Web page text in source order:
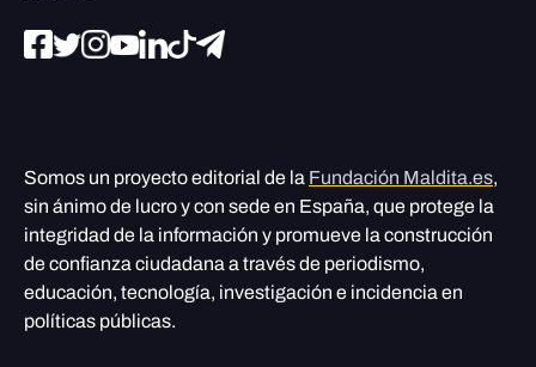
Somos un proyecto editorial de la Fundación Maldita.es,
sin ánimo de lucro y con sede en España, que protege la
integridad de la información y promueve la construcción
de confianza ciudadana a través de periodismo,
educación, tecnología, investigación e incidencia en
políticas públicas.